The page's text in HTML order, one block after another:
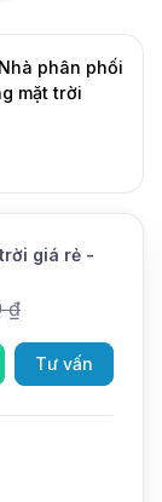
phân phối
mặt trời
giá rẻ -
₫
Tư vấn